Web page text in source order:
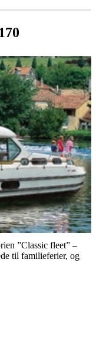
”Classic fleet” –
til familieferier, og